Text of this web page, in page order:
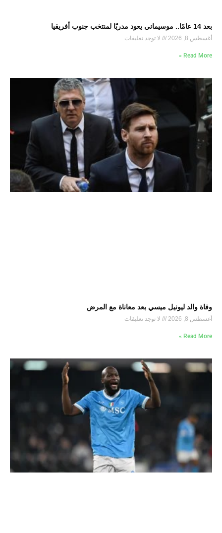
بعد 14 عامًا.. موسيماني يعود مدربًا لمنتخب جنوب أفريقيا
أغسطس 8, 2026 لا توجد تعليقات
Read More »
وفاة والد ليونيل ميسي بعد معاناة مع المرض
أغسطس 8, 2026 لا توجد تعليقات
Read More »